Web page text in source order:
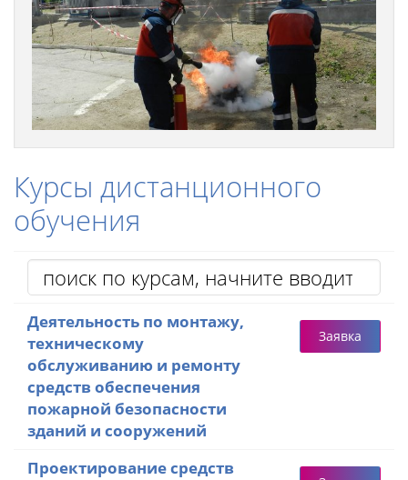
Курсы дистанционного
обучения
Деятельность по монтажу,
техническому
обслуживанию и ремонту
средств обеспечения
пожарной безопасности
зданий и сооружений
Заявка
Проектирование средств